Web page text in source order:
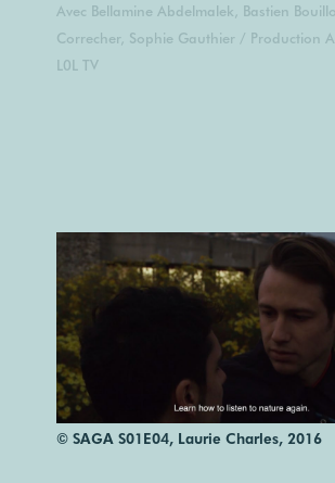
Avec Bellamine Abdelmalek, Bastien
Correcher, Sophie Gauthier / Production
L0L TV
© SAGA S01E04, Laurie Charles, 2016